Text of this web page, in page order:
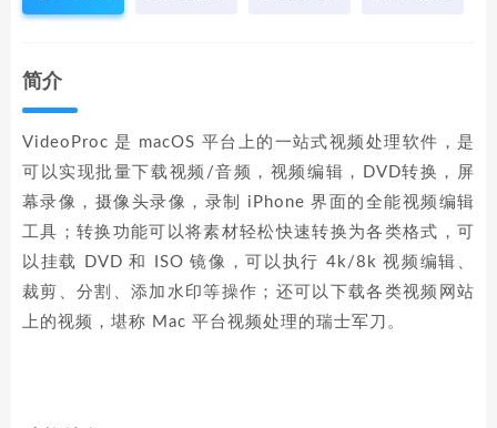
简介
VideoProc 是 macOS 平台上的一站式视频处理软件，是
可以实现批量下载视频/音频，视频编辑，DVD转换，屏
幕录像，摄像头录像，录制 iPhone 界面的全能视频编辑
工具；转换功能可以将素材轻松快速转换为各类格式，可
以挂载 DVD 和 ISO 镜像，可以执行 4k/8k 视频编辑、
裁剪、分割、添加水印等操作；还可以下载各类视频网站
上的视频，堪称 Mac 平台视频处理的瑞士军刀。